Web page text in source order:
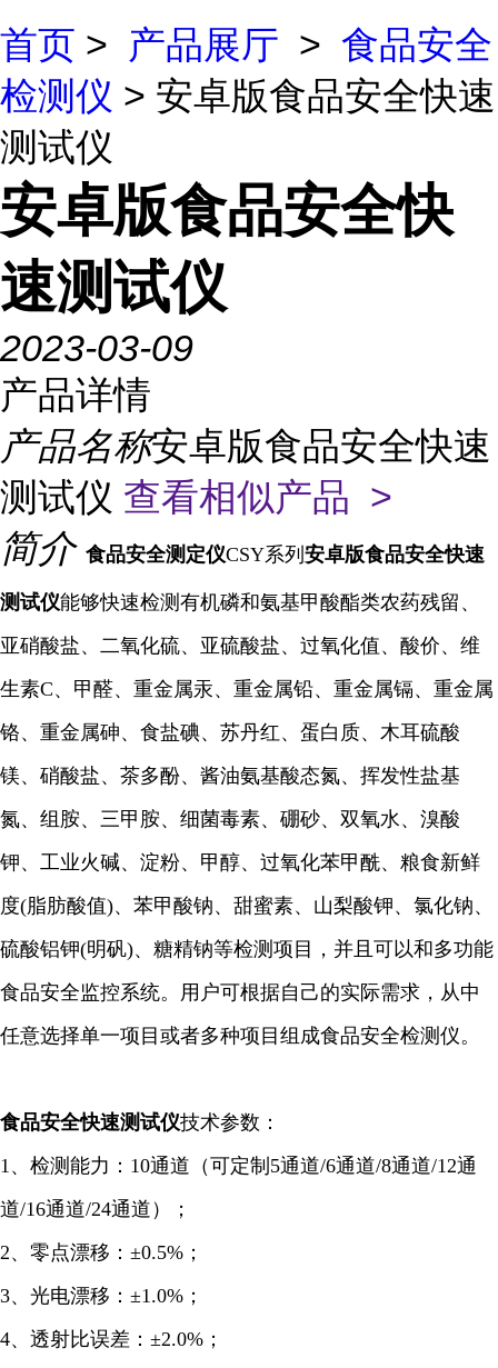
首页 > 产品展厅 > 食品安全
检测仪 > 安卓版食品安全快速
测试仪
安卓版食品安全快
速测试仪
2023-03-09
产品详情
产品名称安卓版食品安全快速
测试仪 查看相似产品 >
简介 食品安全测定仪CSY系列 安卓版食品安全快速
测试仪能够快速检测有机磷和氨基甲酸酯类农药残留、
亚硝酸盐、二氧化硫、亚硫酸盐、过氧化值、酸价、维
生素C、甲醛、重金属汞、重金属铅、重金属镉、重金属
铬、重金属砷、食盐碘、苏丹红、蛋白质、木耳硫酸
镁、硝酸盐、茶多酚、酱油氨基酸态氮、挥发性盐基
氮、组胺、三甲胺、细菌毒素、硼砂、双氧水、溴酸
钾、工业火碱、淀粉、甲醇、过氧化苯甲酰、粮食新鲜
度(脂肪酸值)、苯甲酸钠、甜蜜素、山梨酸钾、氯化钠、
硫酸铝钾(明矾)、糖精钠等检测项目，并且可以和多功能
食品安全监控系统。用户可根据自己的实际需求，从中
任意选择单一项目或者多种项目组成食品安全检测仪。
食品安全快速测试仪技术参数：
1、检测能力：10通道（可定制5通道/6通道/8通道/12通
道/16通道/24通道）；
2、零点漂移：±0.5%；
3、光电漂移：±1.0%；
4、透射比误差：±2.0%；